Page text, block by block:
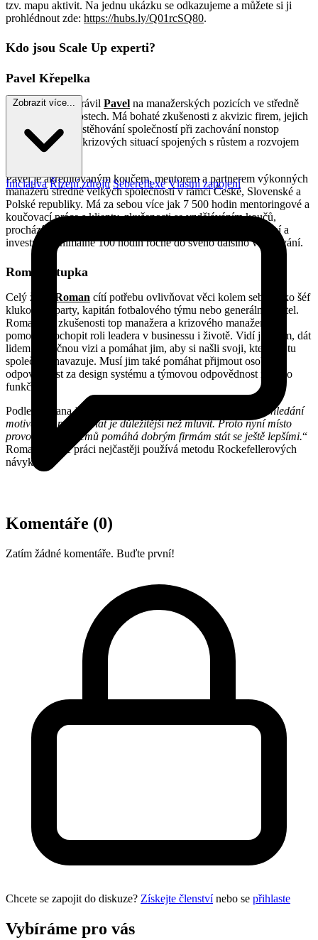
tzv. mapu aktivit. Na jednu ukázku se odkazujeme a můžete si ji
prohlédnout zde: https://hubs.ly/Q01rcSQ80.
Kdo jsou Scale Up experti?
Pavel Křepelka
Více jak 20 let strávil Pavel na manažerských pozicích ve středně
velkých společnostech. Má bohaté zkušenosti z akvizic firem, jejich
restrukturalizací, stěhování společností při zachování nonstop
provozu a řešení krizových situací spojených s růstem a rozvojem
SME firem.
Pavel je akreditovaným koučem, mentorem a partnerem výkonných
manažerů středně velkých společností v rámci České, Slovenské a
Polské republiky. Má za sebou více jak 7 500 hodin mentoringové a
koučovací práce s klienty, zkušenosti se vzděláváním koučů,
prochází pravidelnými supervizemi v systemickém koučování a
investuje minimálně 100 hodin ročně do svého dalšího vzdělávání.
Roman Stupka
Celý život Roman cítí potřebu ovlivňovat věci kolem sebe. Jako šéf
klukovské party, kapitán fotbalového týmu nebo generální ředitel.
Romanovy zkušenosti top manažera a krizového manažera mu
pomohly pochopit roli leadera v businessu i životě. Vidí ji v tom, dát
lidem společnou vizi a pomáhat jim, aby si našli svoji, která na tu
společnou navazuje. Musí jim také pomáhat přijmout osobní
odpovědnost za design systému a týmovou odpovědnost za jeho
funkčnost.
Podle Romana je “
odstraňování demotivace důležitější než hledání
motivace a poslouchat je důležitější než mluvit. Proto nyní místo
provozování systémů pomáhá dobrým firmám stát se ještě lepšími.“
Roman při své práci nejčastěji používá metodu Rockefellerových
návyků.
Zobrazit více...
Iniciativa Řízení zdrojů Sebereflexe Vlastní zapojení
Komentáře (0)
Zatím žádné komentáře. Buďte první!
Chcete se zapojit do diskuze? Získejte členstvínebo se přihlaste
Vybíráme pro vás